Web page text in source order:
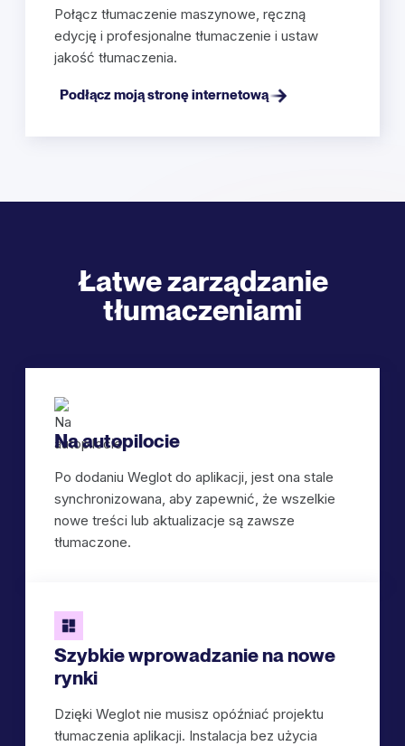
Połącz tłumaczenie maszynowe, ręczną
edycję i profesjonalne tłumaczenie i ustaw
jakość tłumaczenia.
Podłącz moją stronę internetową
Łatwe zarządzanie
tłumaczeniami
Na autopilocie
Po dodaniu Weglot do aplikacji, jest ona stale
synchronizowana, aby zapewnić, że wszelkie
nowe treści lub aktualizacje są zawsze
tłumaczone.
Szybkie wprowadzanie na nowe
rynki
Dzięki Weglot nie musisz opóźniać projektu
tłumaczenia aplikacji. Instalacja bez użycia